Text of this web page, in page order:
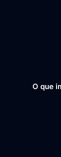
O que